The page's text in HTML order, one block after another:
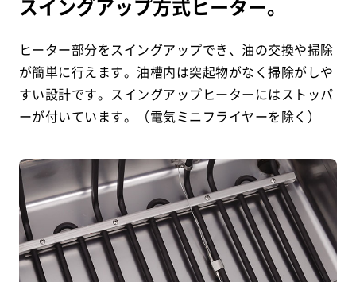
スイングアップ方式ヒーター。
ヒーター部分をスイングアップでき、油の交換や掃除
が簡単に行えます。油槽内は突起物がなく掃除がしや
すい設計です。スイングアップヒーターにはストッパ
ーが付いています。（電気ミニフライヤーを除く）